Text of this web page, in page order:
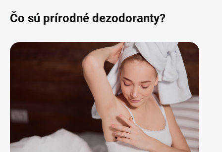
Čo sú prírodné dezodoranty?